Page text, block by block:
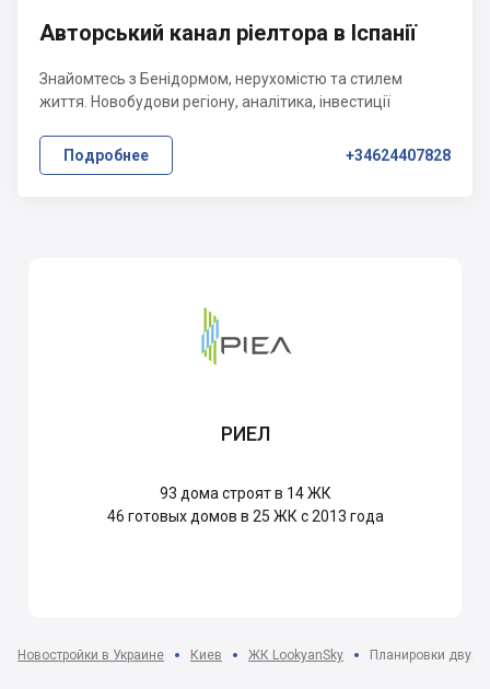
Авторський канал ріелтора в Іспанії
Знайомтесь з Бенідормом, нерухомістю та стилем
життя. Новобудови регіону, аналітика, інвестиції
Подробнее +34624407828
РИЕЛ
93 дома строят в 14 ЖК
46 готовых домов в 25 ЖК с 2013 года
Новостройки в Украине Киев ЖК LookyanSky Планировки